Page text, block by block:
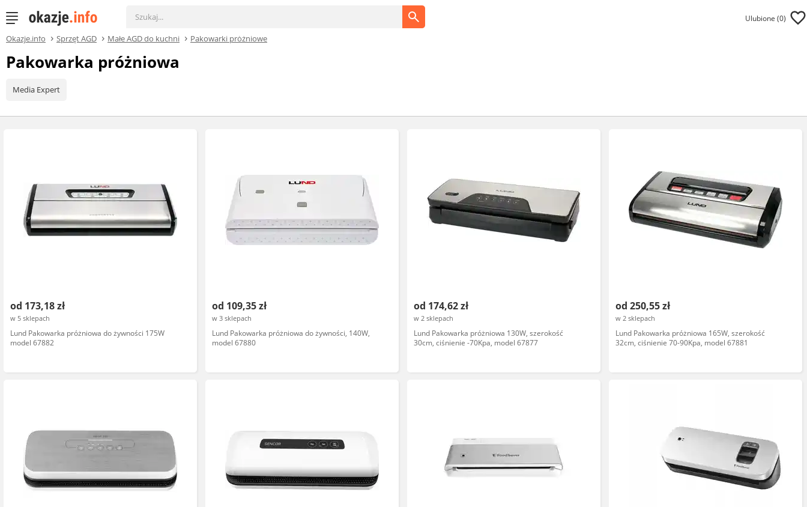
Ulubione (0)
Okazje.info Sprzęt AGD Małe AGD do kuchni Pakowarki próżniowe
Pakowarka próżniowa
Media Expert
od 173,18 zł
w 5 sklepach
Lund Pakowarka próżniowa do żywności 175W
model 67882
od 109,35 zł
w 3 sklepach
Lund Pakowarka próżniowa do żywności, 140W,
model 67880
od 174,62 zł
w 2 sklepach
Lund Pakowarka próżniowa 130W, szerokość
30cm, ciśnienie -70Kpa, model 67877
od 250,55 zł
w 2 sklepach
Lund Pakowarka próżniowa 165W, szerokość
32cm, ciśnienie 70-90Kpa, model 67881